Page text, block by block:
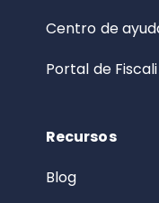
Centro de
Portal de
Recursos
Blog